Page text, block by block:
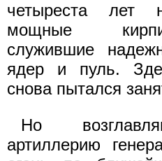
четыреста лет
мощные
служившие
ядер и пуль.
снова пытался
Но
артиллерию